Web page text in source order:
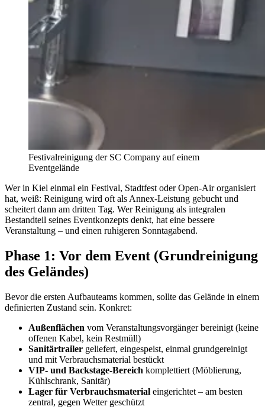
Festivalreinigung der SC Company auf einem
Eventgelände
Wer in Kiel einmal ein Festival, Stadtfest oder Open-Air organisiert
hat, weiß: Reinigung wird oft als Annex-Leistung gebucht und
scheitert dann am dritten Tag. Wer Reinigung als integralen
Bestandteil seines Eventkonzepts denkt, hat eine bessere
Veranstaltung – und einen ruhigeren Sonntagabend.
Phase 1: Vor dem Event (Grundreinigung
des Geländes)
Bevor die ersten Aufbauteams kommen, sollte das Gelände in einem
definierten Zustand sein. Konkret:
Außenflächen vom Veranstaltungsvorgänger bereinigt (keine
offenen Kabel, kein Restmüll)
Sanitärtrailer geliefert, eingespeist, einmal grundgereinigt
und mit Verbrauchsmaterial bestückt
VIP- und Backstage-Bereich komplettiert (Möblierung,
Kühlschrank, Sanitär)
Lager für Verbrauchsmaterial eingerichtet – am besten
zentral, gegen Wetter geschützt